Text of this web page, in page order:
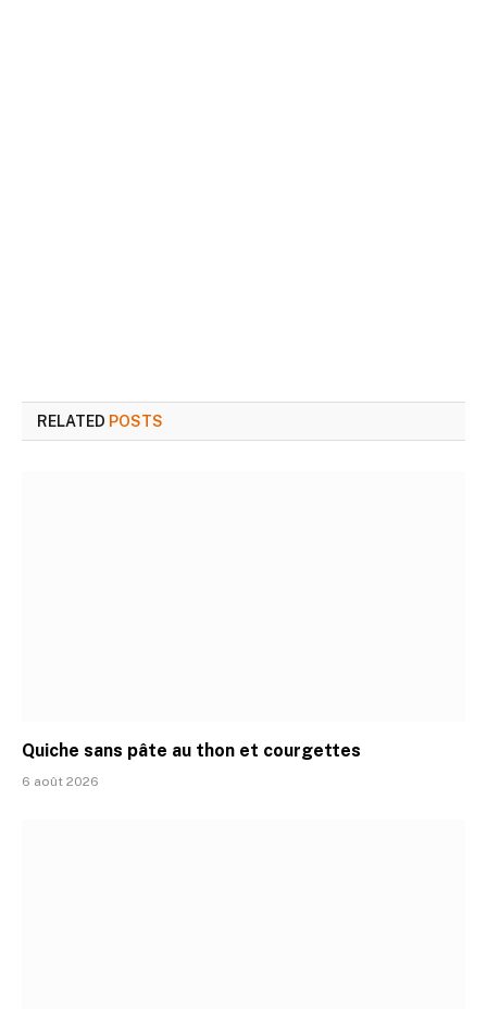
RELATED POSTS
Quiche sans pâte au thon et courgettes
6 août 2026